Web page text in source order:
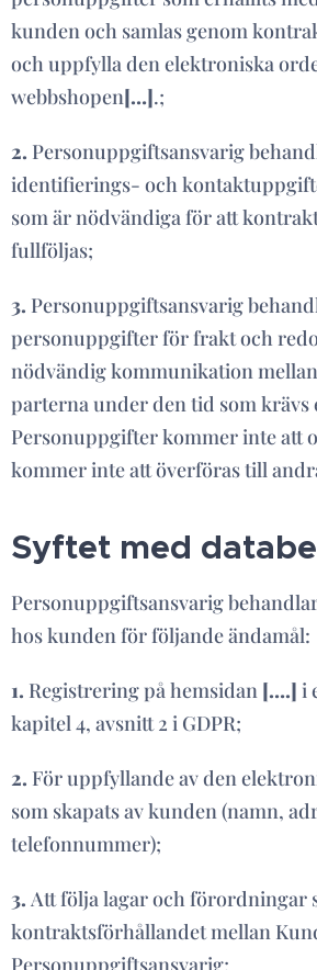
kunden och samlas genom
och uppfylla den elektroniska
webbshopen[…].;
2. Personuppgiftsansvarig
identifierings- och
som är nödvändiga för att
fullföljas;
3. Personuppgiftsansvarig
personuppgifter för frakt och
nödvändig kommunikation
parterna under den tid som krävs
Personuppgifter kommer inte att
kommer inte att överföras till
Syftet med
Personuppgiftsansvarig
hos kunden för följande ändamål:
1. Registrering på hemsidan [….] i
kapitel 4, avsnitt 2 i GDPR;
2. För uppfyllande av den
som skapats av kunden (namn,
telefonnummer);
3. Att följa lagar och förordningar
kontraktsförhållandet mellan
Personuppgiftsansvarig;